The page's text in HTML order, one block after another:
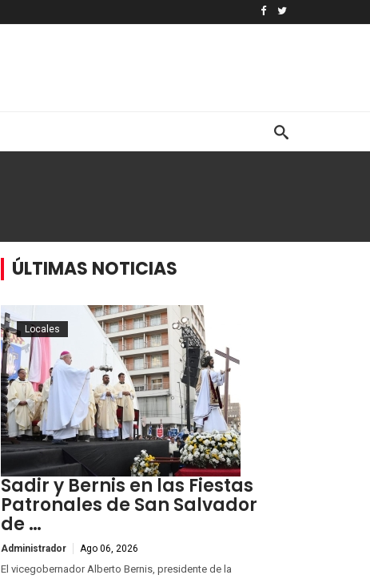
ÚLTIMAS NOTICIAS
Sadir y Bernis en las Fiestas
Patronales de San Salvador
de …
Administrador Ago 06, 2026
Locales
El vicegobernador Alberto Bernis, presidente de la